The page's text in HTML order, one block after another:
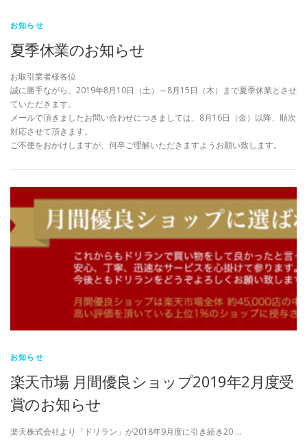
お知らせ
夏季休業のお知らせ
お取引業者様各位
誠に勝手ながら、2019年8月10日（土）～8月15日（木）まで夏季休業とさせ
ていただきます。
メールで頂きましたお問い合わせにつきましては、8月16日（金）以降、順次
対応させて頂きます。
ご不便をおかけしますが、何卒ご理解いただきますようお願い致します。
お知らせ
楽天市場 月間優良ショップ2019年2月度受
賞のお知らせ
楽天株式会社より「ドリラン」が2018年9月度に引き続き20 …